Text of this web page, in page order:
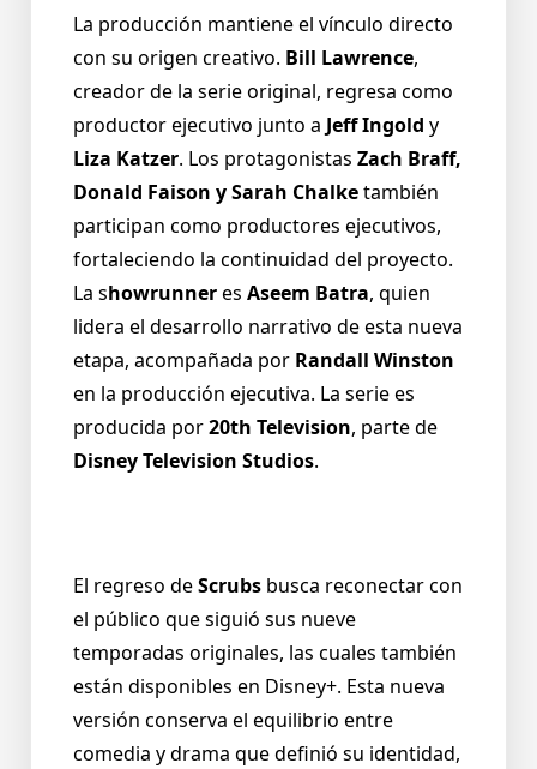
La producción mantiene el vínculo directo
con su origen creativo. Bill Lawrence,
creador de la serie original, regresa como
productor ejecutivo junto a Jeff Ingold y
Liza Katzer. Los protagonistas Zach Braff,
Donald Faison y Sarah Chalketambién
participan como productores ejecutivos,
fortaleciendo la continuidad del proyecto.
La showrunneres Aseem Batra, quien
lidera el desarrollo narrativo de esta nueva
etapa, acompañada por Randall Winston
en la producción ejecutiva. La serie es
producida por20th Television, parte de
Disney Television Studios.
El regreso deScrubs busca reconectar con
el público que siguió sus nueve
temporadas originales, las cuales también
están disponibles en Disney+. Esta nueva
versión conserva el equilibrio entre
comedia y drama que definió su identidad,